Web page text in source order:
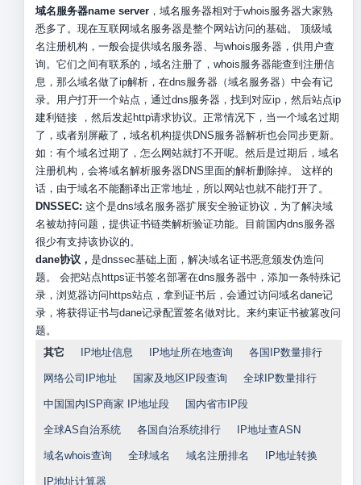
域名服务器name server，域名服务器相对于whois服务器大家熟
悉多了。现在互联网域名服务器是整个网站访问的基础。 顶级域
名注册机构，一般会提供域名服务器、与whois服务器，供用户查
询。它们之间有联系的，域名注册了，whois服务器能查到注册信
息，那么域名做了ip解析，在dns服务器（域名服务器）中会有记
录。用户打开一个站点，通过dns服务器，找到对应ip，然后站点ip
建利链接 ，然后发起http请求协议。正常情况下，当一个域名过期
了，或者别屏蔽了，域名机构提供DNS服务器解析也会同步更新。
如：有个域名过期了，怎么网站就打不开呢。然后是过期后，域名
注册机构，会将域名解析服务器DNS里面的解析删除掉。 这样的
话，由于域名不能翻译出正常地址，所以网站也就不能打开了。
DNSSEC: 这个是dns域名服务器扩展安全验证协议，为了解决域
名被劫持问题，提供证书链类解析验证功能。目前国内dns服务器
很少有支持该协议的。
dane协议， 是dnssec基础上面，解决域名证书恶意颁发伪造问
题。 会把站点https证书签名部署在dns服务器中，添加一条特殊记
录，浏览器访问https站点，拿到证书后，会通过访问域名dane记
录，将获得证书与dane记录配置签名做对比。来约束证书被篡改问
题。
其它
IP地址信息 IP地址所在地查询 各国IP数量排行
网络公司IP地址 国家及地区IP段查询 全球IP数量排行
中国国内ISP商家 IP地址段 国内省市IP段
全球AS自治系统 各国自治系统排行 IP地址查ASN
域名whois查询 全球域名 域名注册排名 IP地址转换
IP地址计算器